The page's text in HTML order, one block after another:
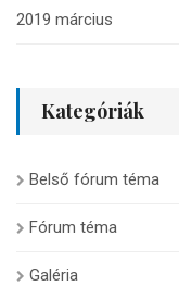
2019 március
Kategóriák
Belső fórum téma
Fórum téma
Galéria